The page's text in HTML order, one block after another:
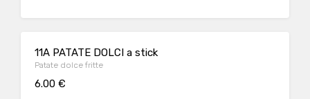
11A PATATE DOLCI a stick
Patate dolce fritte
6.00 €